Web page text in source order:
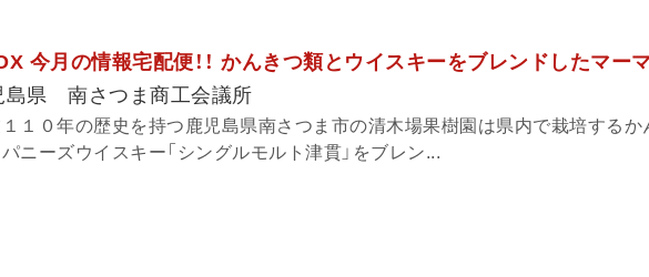
今月の情報宅配便！！ かんきつ類とウイスキーをブレンドしたマー
島県 南さつま商工会議所
１０年の歴史を持つ鹿児島県南さつま市の清木場果樹園は県内で栽培するか
ニーズウイスキー「シングルモルト津貫」をブレン...